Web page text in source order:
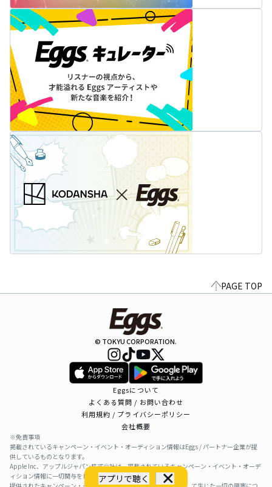
アプリで聴く
PAGE TOP
© TOKYU CORPORATION.
Eggsについて
よくある質問 / お問い合わせ
利用規約 / プライバシーポリシー
会社概要
※免責事項
掲載されているキャンペーン・イベント・オーディション情報はEggs / パートナー企業が提
供しているものとなります。
Apple Inc、アップルジャパン株式会社は、掲載されているキャンペーン・イベント・オーデ
ィション情報に一切関与をしておりません。